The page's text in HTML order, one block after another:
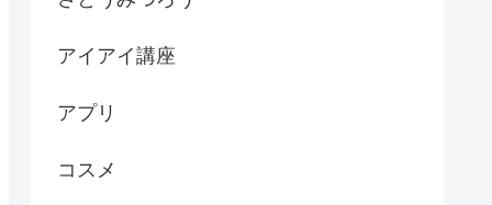
アイアイ講座
アプリ
コスメ